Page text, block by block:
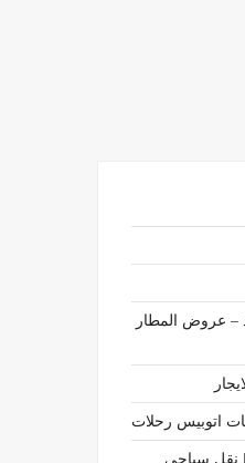
فيانو 7 مقاعد – عروض المطار
اتوبيس رحلات